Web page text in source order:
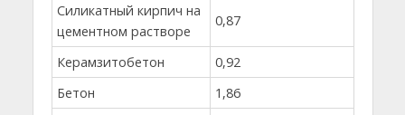
Силикатный кирпич на
цементном растворе
0,87
Керамзитобетон
0,92
Бетон
1,86